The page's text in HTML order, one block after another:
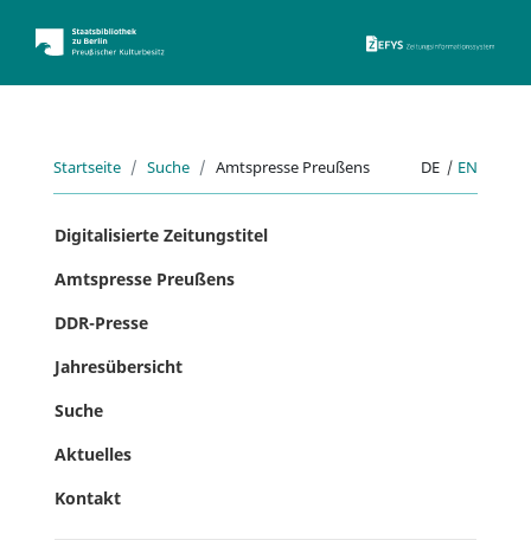
Startseite Suche Amtspresse Preußens DE | EN
Digitalisierte Zeitungstitel
Amtspresse Preußens
DDR-Presse
Jahresübersicht
Suche
Aktuelles
Kontakt